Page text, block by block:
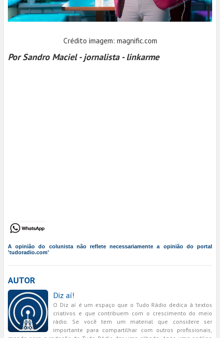
Crédito imagem: magnific.com
Por Sandro Maciel - jornalista - linkarme
A opinião do colunista não reflete necessariamente a opinião do portal
'tudoradio.com'
AUTOR
Diz aí!
O Diz aí é um espaço que o Tudo Rádio dedica à textos
criativos e que contribuem com o crescimento do meio
rádio. Se você tem um material que considere ser
importante para compartilhar com outros profissionais,